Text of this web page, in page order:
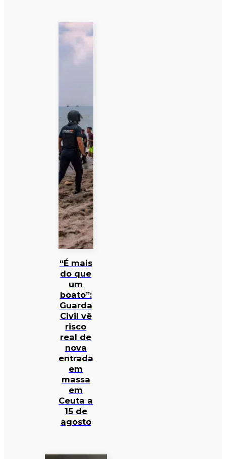
“É mais
do que
um
boato”:
Guarda
Civil vê
risco
real de
nova
entrada
em
massa
em
Ceuta a
15 de
agosto